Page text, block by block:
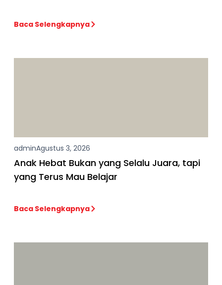
Baca Selengkapnya
adminAgustus 3, 2026
Anak Hebat Bukan yang Selalu Juara, tapi
yang Terus Mau Belajar
Baca Selengkapnya